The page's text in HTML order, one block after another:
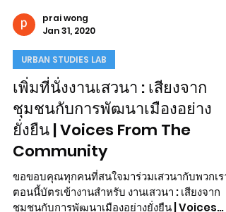
prai wong
Jan 31, 2020
URBAN STUDIES LAB
เพิ่มที่นั่งงานเสวนา : เสียงจาก
ชุมชนกับการพัฒนาเมืองอย่าง
ยั่งยืน | Voices From The
Community